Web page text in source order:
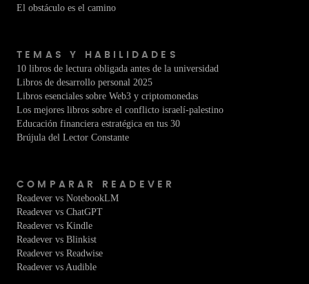
El obstáculo es el camino
TEMAS Y HABILIDADES
10 libros de lectura obligada antes de la universidad
Libros de desarrollo personal 2025
Libros esenciales sobre Web3 y criptomonedas
Los mejores libros sobre el conflicto israelí-palestino
Educación financiera estratégica en tus 30
Brújula del Lector Constante
COMPARAR READEVER
Readever vs NotebookLM
Readever vs ChatGPT
Readever vs Kindle
Readever vs Blinkist
Readever vs Readwise
Readever vs Audible